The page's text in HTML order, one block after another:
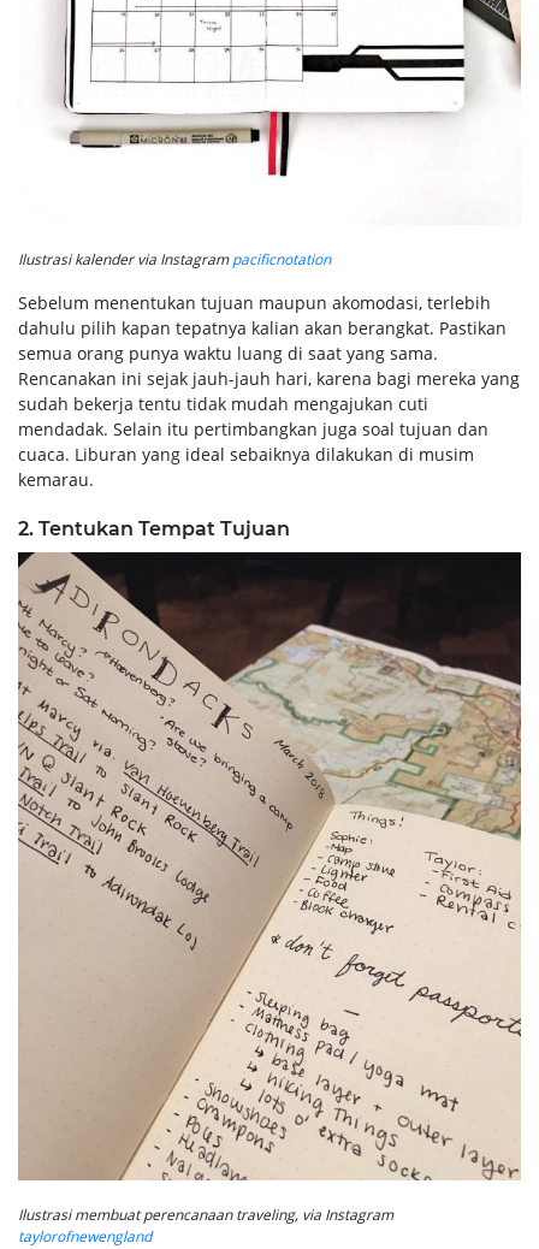
Ilustrasi kalender via Instagrampacificnotation
Sebelum menentukan tujuan maupun akomodasi, terlebih
dahulu pilih kapan tepatnya kalian akan berangkat. Pastikan
semua orang punya waktu luang di saat yang sama.
Rencanakan ini sejak jauh-jauh hari, karena bagi mereka yang
sudah bekerja tentu tidak mudah mengajukan cuti
mendadak. Selain itu pertimbangkan juga soal tujuan dan
cuaca. Liburan yang ideal sebaiknya dilakukan di musim
kemarau.
2. Tentukan Tempat Tujuan
Ilustrasi membuat perencanaan traveling, via Instagram
taylorofnewengland